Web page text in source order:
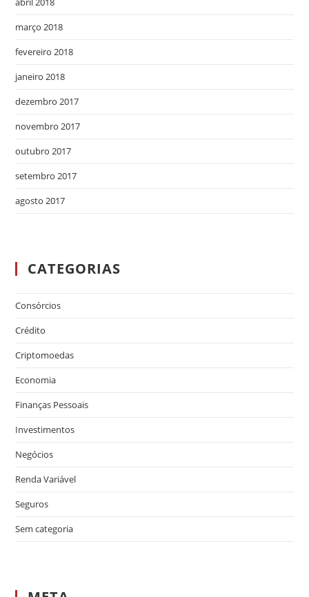
março 2018
fevereiro 2018
janeiro 2018
dezembro 2017
novembro 2017
outubro 2017
setembro 2017
agosto 2017
CATEGORIAS
Consórcios
Crédito
Criptomoedas
Economia
Finanças Pessoais
Investimentos
Negócios
Renda Variável
Seguros
Sem categoria